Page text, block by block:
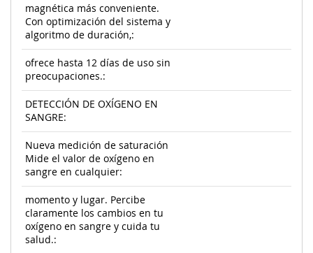
magnética más conveniente.
Con optimización del sistema y
algoritmo de duración,:
ofrece hasta 12 días de uso sin
preocupaciones.:
DETECCIÓN DE OXÍGENO EN
SANGRE:
Nueva medición de saturación
Mide el valor de oxígeno en
sangre en cualquier:
momento y lugar. Percibe
claramente los cambios en tu
oxígeno en sangre y cuida tu
salud.: